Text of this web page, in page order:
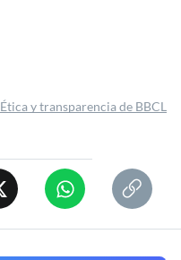
Ética y transparencia de BBCL